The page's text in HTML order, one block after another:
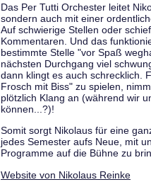
Das Per Tutti Orchester leitet
sondern auch mit einer
Auf schwierige Stellen oder
Kommentaren. Und das
bestimmte Stelle "vor Spaß
nächsten Durchgang viel
dann klingt es auch schrecklich.
Frosch mit Biss" zu spielen,
plötzlich Klang an (während wir
können...?)!
Somit sorgt Nikolaus für eine
jedes Semester aufs Neue, mit
Programme auf die Bühne zu
Website von Nikolaus Reinke